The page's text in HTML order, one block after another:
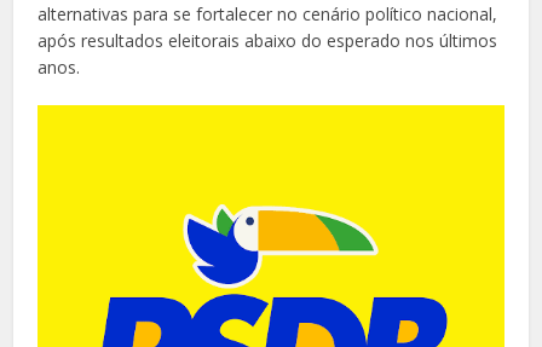
alternativas para se fortalecer no cenário político nacional,
após resultados eleitorais abaixo do esperado nos últimos
anos.